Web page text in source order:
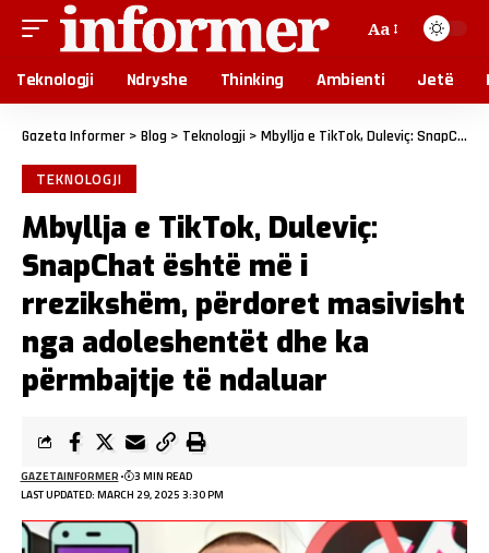
Aa
Teknologji Ndryshe Thinking Ambienti Jetë
Gazeta Informer > Blog > Teknologji > Mbyllja e TikTok, Duleviç: SnapChat është më i rrezikshëm, përdoret masivisht nga adoleshentët dhe ka përmbajtje të ndaluar
TEKNOLOGJI
Mbyllja e TikTok, Duleviç:
SnapChat është më i
rrezikshëm, përdoret masivisht
nga adoleshentët dhe ka
përmbajtje të ndaluar
LAST UPDATED: MARCH 29, 2025 3:30 PM
GAZETAINFORMER 3 MIN READ